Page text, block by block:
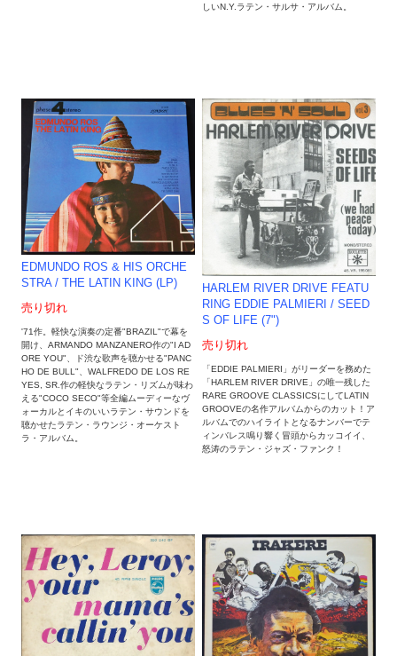
しいN.Y.ラテン・サルサ・アルバム。
EDMUNDO ROS & HIS ORCHE
STRA / THE LATIN KING (LP)
売り切れ
'71作。軽快な演奏の定番"BRAZIL"で幕を
開け、ARMANDO MANZANERO作の"I AD
ORE YOU"、ド渋な歌声を聴かせる"PANC
HO DE BULL"、WALFREDO DE LOS RE
YES, SR.作の軽快なラテン・リズムが味わ
える"COCO SECO"等全編ムーディーなヴ
ォーカルとイキのいいラテン・サウンドを
聴かせたラテン・ラウンジ・オーケスト
ラ・アルバム。
HARLEM RIVER DRIVE FEATU
RING EDDIE PALMIERI / SEED
S OF LIFE (7")
売り切れ
「EDDIE PALMIERI」がリーダーを務めた
「HARLEM RIVER DRIVE」の唯一残した
RARE GROOVE CLASSICSにしてLATIN
GROOVEの名作アルバムからのカット！ア
ルバムでのハイライトとなるナンバーでテ
ィンバレス鳴り響く冒頭からカッコイイ、
怒涛のラテン・ジャズ・ファンク！